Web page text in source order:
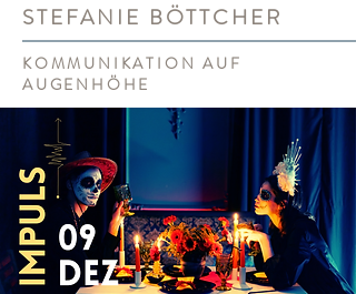
STEFANIE BÖTTCHER
KOMMUNIKATION AUF
AUGENHÖHE